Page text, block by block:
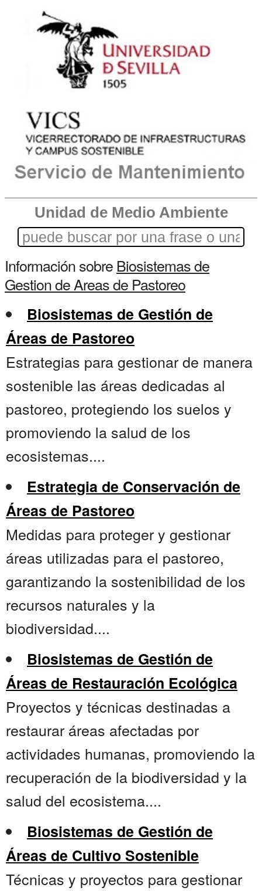
Unidad de Medio Ambiente
Información sobre Biosistemas de
Gestion de Areas de Pastoreo
Biosistemas de Gestión de
Áreas de Pastoreo
Estrategias para gestionar de manera
sostenible las áreas dedicadas al
pastoreo, protegiendo los suelos y
promoviendo la salud de los
ecosistemas....
Estrategia de Conservación de
Áreas de Pastoreo
Medidas para proteger y gestionar
áreas utilizadas para el pastoreo,
garantizando la sostenibilidad de los
recursos naturales y la
biodiversidad....
Biosistemas de Gestión de
Áreas de Restauración Ecológica
Proyectos y técnicas destinadas a
restaurar áreas afectadas por
actividades humanas, promoviendo la
recuperación de la biodiversidad y la
salud del ecosistema....
Biosistemas de Gestión de
Áreas de Cultivo Sostenible
Técnicas y proyectos para gestionar